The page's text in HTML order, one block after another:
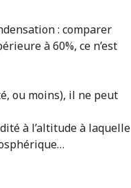
: comparer
à 60%, ce n’est
ou moins), il ne peut
à l’altitude à laquelle